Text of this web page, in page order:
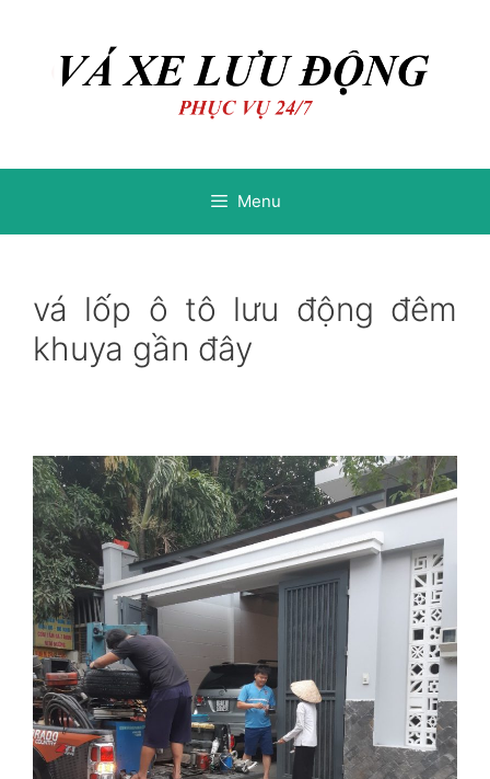
Menu
vá lốp ô tô lưu động đêm
khuya gần đây